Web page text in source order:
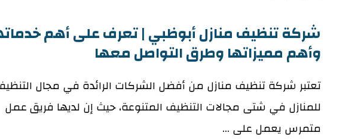
شركة تنظيف منازل أبوظبي | تعرف على أهم
وأهم مميزاتها وطرق التواصل معها
تعتبر شركة تنظيف منازل من أفضل الشركات الرائدة في مجال
للمنازل في شتى مجالات التنظيف المتنوعة، حيث إن لديها فريق عمل
متمرس يعمل على ...